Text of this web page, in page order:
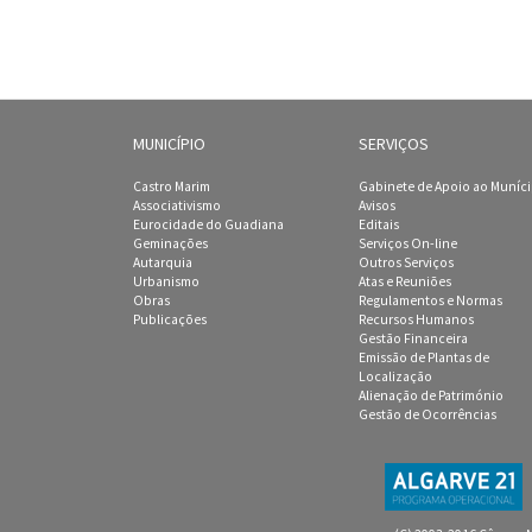
MUNICÍPIO
Castro Marim
Associativismo
Eurocidade do Guadiana
Geminações
Autarquia
Urbanismo
Obras
Publicações
SERVIÇOS
Gabinete de Apoio ao
Avisos
Editais
Serviços On-line
Outros Serviços
Atas e Reuniões
Regulamentos e Normas
Recursos Humanos
Gestão Financeira
Emissão de Plantas de
Localização
Alienação de Património
Gestão de Ocorrências